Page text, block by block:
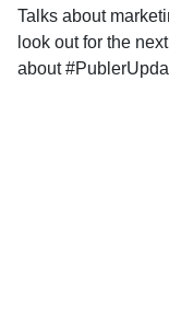
Talks about
look out for the
about